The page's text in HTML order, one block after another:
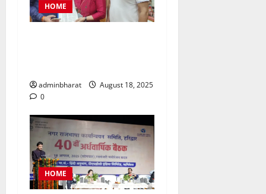
HOME
adminbharat
August 18, 2025
0
HOME